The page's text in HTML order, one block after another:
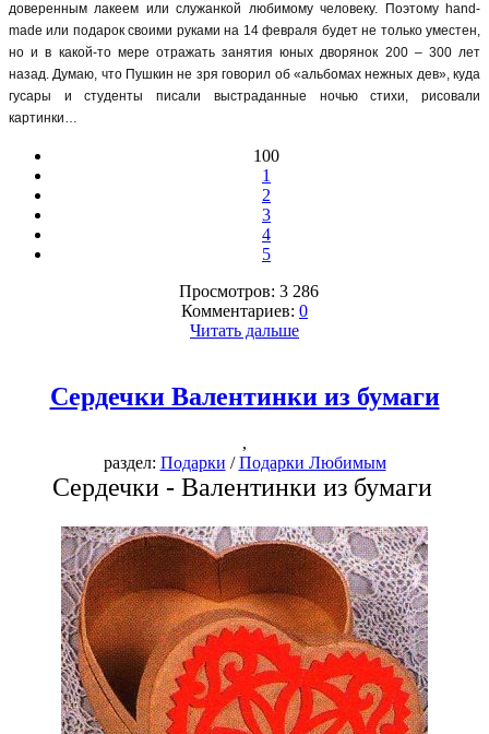
доверенным лакеем или служанкой любимому человеку. Поэтому hand-
made или подарок своими руками на 14 февраля будет не только уместен,
но и в какой-то мере отражать занятия юных дворянок 200 – 300 лет
назад. Думаю, что Пушкин не зря говорил об «альбомах нежных дев», куда
гусары и студенты писали выстраданные ночью стихи, рисовали
картинки…
100
1
2
3
4
5
Просмотров: 3 286
Комментариев: 0
Читать дальше
Сердечки Валентинки из бумаги
,
раздел: Подарки /Подарки Любимым
Сердечки - Валентинки из бумаги